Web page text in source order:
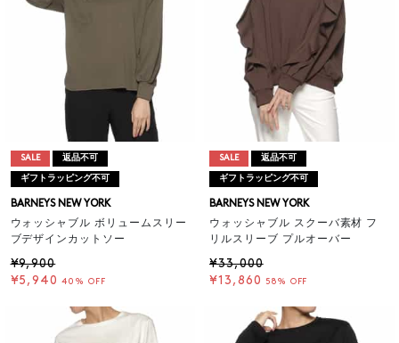
SALE 返品不可
ギフトラッピング不可
BARNEYS NEW YORK
ウォッシャブル ボリュームスリー
ブデザインカットソー
¥9,900
¥5,940 40% OFF
SALE 返品不可
ギフトラッピング不可
BARNEYS NEW YORK
ウォッシャブル スクーバ素材 フ
リルスリーブ プルオーバー
¥33,000
¥13,860
58% OFF